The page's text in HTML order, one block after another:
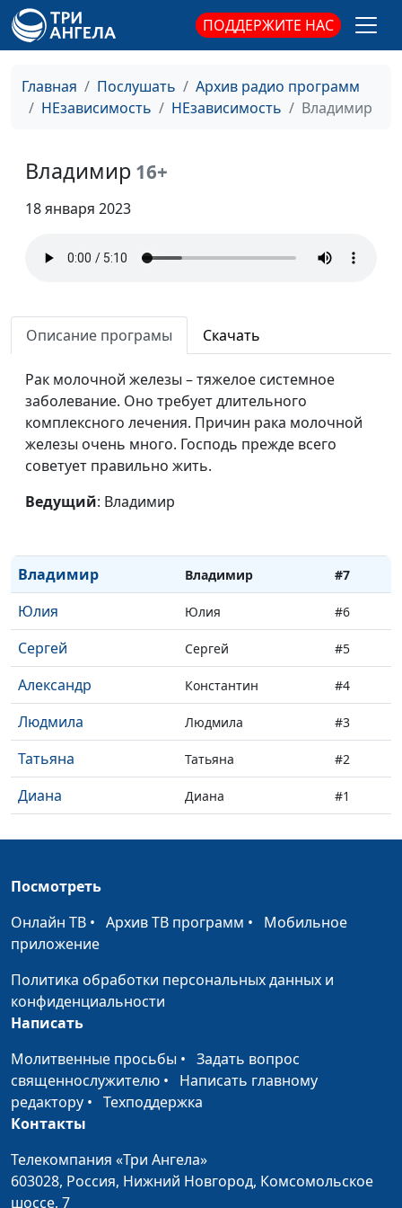
ПОДДЕРЖИТЕ НАС
Главная Послушать
Архив радио программ
НЕзависимость
НЕзависимость Владимир
Владимир 16+
18 января 2023
Описание програмы Скачать
Рак молочной железы – тяжелое системное
заболевание. Оно требует длительного
комплексного лечения. Причин рака молочной
железы очень много. Господь прежде всего
советует правильно жить.
Ведущий: Владимир
Полина
Константин Константин
Николай #13
Любовь Любовь
Геннадий Генадий #11
Нина Нина
Мария
Владимир Владимир #7
Юлия Юлия #6
Сергей Сергей #5
Александр Константин #4
Людмила Людмила #3
Татьяна Татьяна #2
Диана Диана #1
Посмотреть
Онлайн ТВ • Архив ТВ программ • Мобильное
приложение
Политика обработки персональных данных и
конфиденциальности
Написать
Молитвенные просьбы • Задать вопрос
священнослужителю • Написать главному
редактору • Техподдержка
Контакты
Телекомпания «Три Ангела»
603028, Россия, Нижний Новгород, Комсомольское
шоссе, 7